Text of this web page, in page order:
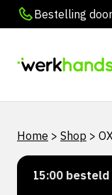
Bestelling
Home > Shop >
15:00 besteld =